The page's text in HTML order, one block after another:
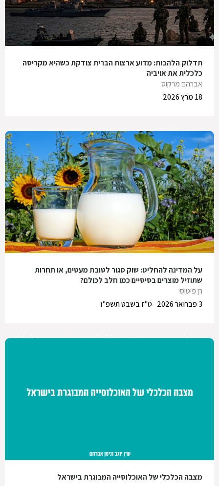
תדלוק הלהבות: מדוע ארצות הברית צודקת כשהיא מקריסה
כלכלית את אויביה
אברהם מרקוס
18 מרץ 2026
על המדינה להחליט: שוק סגור לטובת מעטים, או תחרות
שתוזיל מוצרים בסיסיים כמו חלב לכולם?
רן פיטוסי
ט"ז בשבט תשפ"ו
3 פברואר 2026
מצבה הכלכלי של האוכלוסייה המבוגרת בישראל